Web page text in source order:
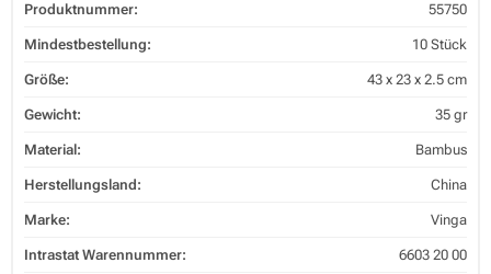
Produktnummer: 55750
Mindestbestellung: 10 Stück
Größe: 43 x 23 x 2.5 cm
Gewicht: 35 gr
Material: Bambus
Herstellungsland: China
Marke: Vinga
Intrastat Warennummer: 6603 20 00